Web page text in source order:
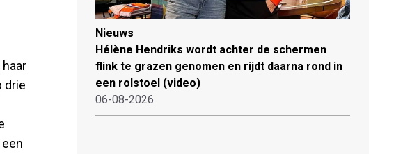
drie
Nieuws
Hélène Hendriks wordt achter de schermen
flink te grazen genomen en rijdt daarna rond in
een rolstoel (video)
06-08-2026